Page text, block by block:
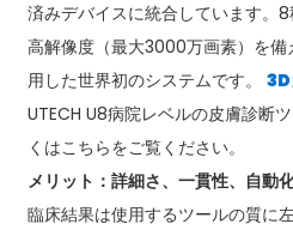
済みデバイスに統合しています。
高解像度（最大3000万画素）を
用した世界初のシステムです。 3D
UTECH U8病院レベルの皮膚診断
くはこちらをご覧ください。
メリット：詳細さ、一貫性、自動
臨床結果は使用するツールの質に